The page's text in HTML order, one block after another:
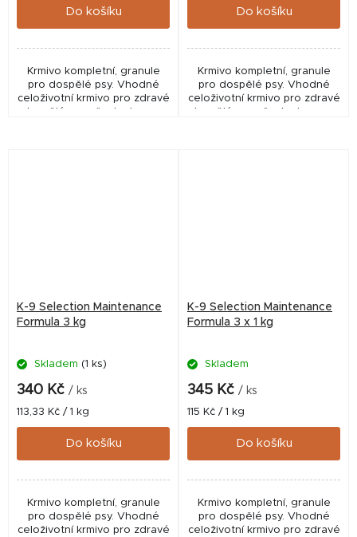
Do košíku
Krmivo kompletní, granule
pro dospělé psy. Vhodné
celoživotní krmivo pro zdravé
dospělé psy všech plemen.
Do košíku
Krmivo kompletní, granule
pro dospělé psy. Vhodné
celoživotní krmivo pro zdravé
dospělé psy všech plemen.
K-9 Selection Maintenance
Formula 3 kg
Skladem (1 ks)
340 Kč / ks
Měrná
cena:
113,33 Kč / 1 kg
Do košíku
Krmivo kompletní, granule
pro dospělé psy. Vhodné
celoživotní krmivo pro zdravé
K-9 Selection Maintenance
Formula 3 x 1 kg
Skladem
345 Kč / ks
Měrná
cena:
115 Kč / 1 kg
Do košíku
Krmivo kompletní, granule
pro dospělé psy. Vhodné
celoživotní krmivo pro zdravé